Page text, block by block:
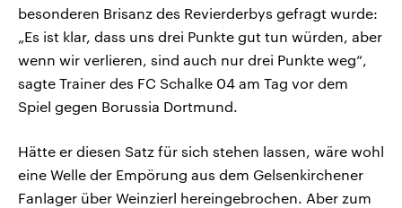
besonderen Brisanz des Revierderbys gefragt wurde:
„Es ist klar, dass uns drei Punkte gut tun würden, aber
wenn wir verlieren, sind auch nur drei Punkte weg“,
sagte Trainer des FC Schalke 04 am Tag vor dem
Spiel gegen Borussia Dortmund.
Hätte er diesen Satz für sich stehen lassen, wäre wohl
eine Welle der Empörung aus dem Gelsenkirchener
Fanlager über Weinzierl hereingebrochen. Aber zum